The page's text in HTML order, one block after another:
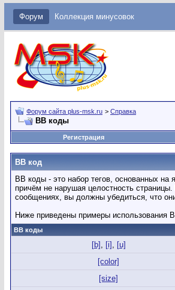
Форум Коллекция минусовок
Форум сайта plus-msk.ru > Справка
BB коды
Регистрация
BB код
BB коды - это набор тегов, основанных
причём не нарушая целостность
сообщениях, вы должны убедиться, что
Ниже приведены примеры использования
BB коды
[b] , [i] , [u]
[color]
[size]